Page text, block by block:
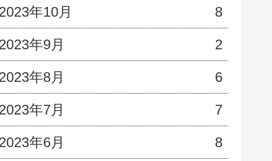
2023年10月 8
2023年9月 2
2023年8月 6
2023年7月 7
2023年6月 8